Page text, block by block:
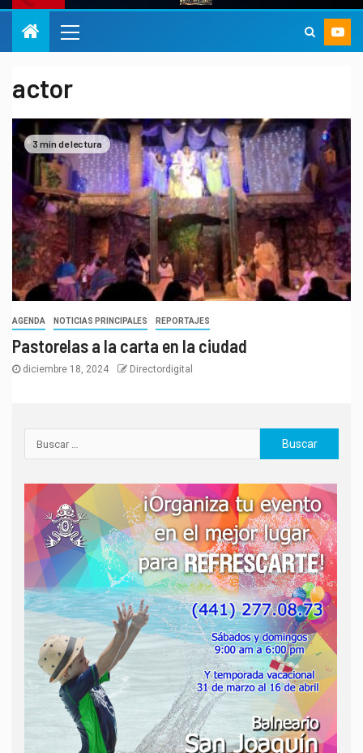
actor
3 min de lectura
AGENDA NOTICIAS PRINCIPALES REPORTAJES
Pastorelas a la carta en la ciudad
diciembre 18, 2024 Directordigital